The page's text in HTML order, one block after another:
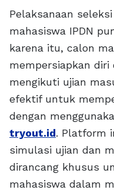
Pelaksanaan
mahasiswa IPDN
karena itu, calon
mempersiapkan diri
mengikuti ujian
efektif untuk
dengan
tryout.id. Platform
simulasi ujian dan
dirancang khusus
mahasiswa dalam